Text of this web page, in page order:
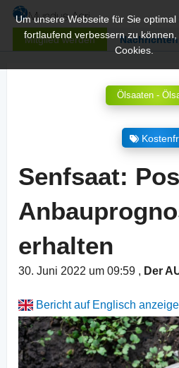
Mitglied werden
Um unsere Webseite für Sie
fortlaufend verbessern zu
Cookies.
Ölsaaten -
Senfsaat:
erhalten
30. Juni 2022 um 09:59 , Der
Bericht auf Englisch